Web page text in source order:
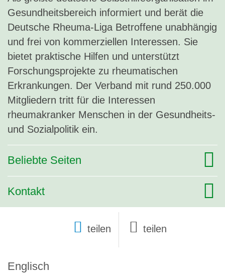
Gesundheitsbereich informiert und berät die
Deutsche Rheuma-Liga Betroffene unabhängig
und frei von kommerziellen Interessen. Sie
bietet praktische Hilfen und unterstützt
Forschungsprojekte zu rheumatischen
Erkrankungen. Der Verband mit rund 250.000
Mitgliedern tritt für die Interessen
rheumakranker Menschen in der Gesundheits-
und Sozialpolitik ein.
Beliebte Seiten
Kontakt
teilen
Englisch